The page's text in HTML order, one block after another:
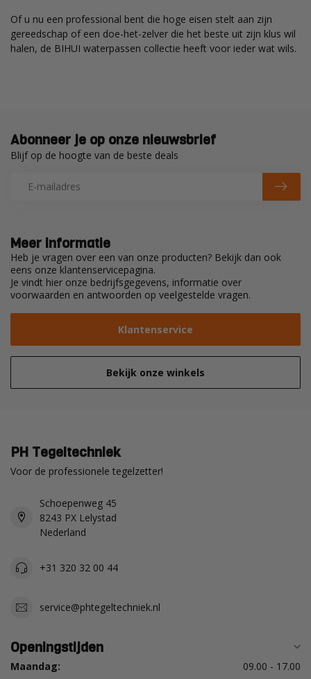
Of u nu een professional bent die hoge eisen stelt aan zijn
gereedschap of een doe-het-zelver die het beste uit zijn klus wil
halen, de BIHUI waterpassen collectie heeft voor ieder wat wils.
Meer informatie
Heb je vragen over een van onze producten? Bekijk dan ook
eens onze klantenservicepagina.
Je vindt hier onze bedrijfsgegevens, informatie over
voorwaarden en antwoorden op veelgestelde vragen.
Klantenservice
Bekijk onze winkels
Abonneer je op onze nieuwsbrief
Blijf op de hoogte van de beste deals
PH Tegeltechniek
Voor de professionele tegelzetter!
Schoepenweg 45
8243 PX Lelystad
Nederland
+31 320 32 00 44
service@phtegeltechniek.nl
Openingstijden
Maandag:
09.00 - 17.00